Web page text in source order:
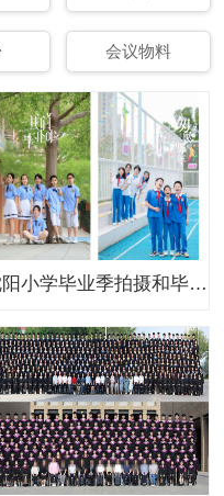
会议物料
沈阳小学毕业季拍摄和毕业纪念册制作